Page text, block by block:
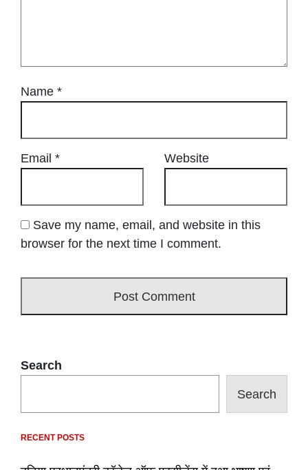
Name *
Email * Website
Save my name, email, and website in this
browser for the next time I comment.
Search
Search
RECENT POSTS